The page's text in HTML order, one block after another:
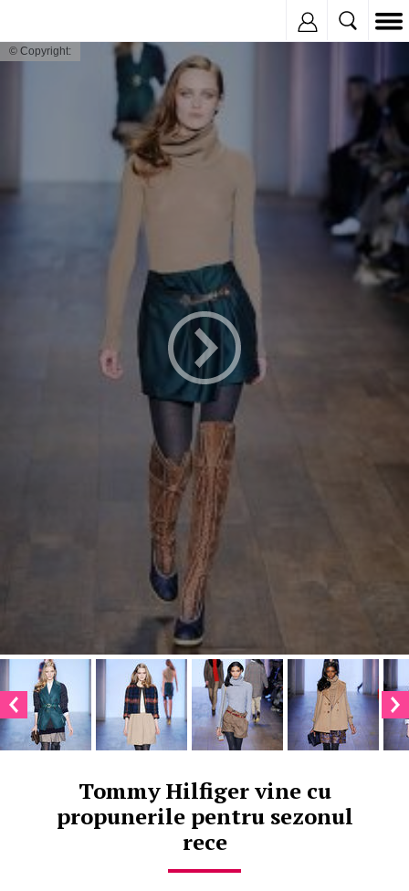
© Copyright:
Tommy Hilfiger vine cu
propunerile pentru sezonul
rece